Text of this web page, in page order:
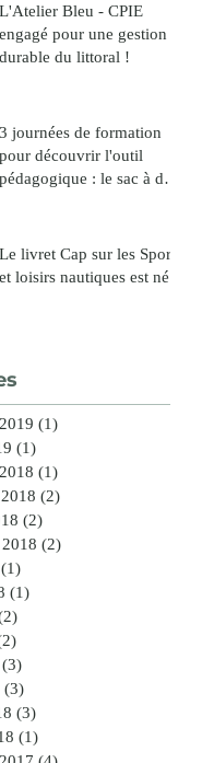
L'Atelier Bleu - CPIE
engagé pour une gestion
durable du littoral !
3 journées de formation
pour découvrir l'outil
pédagogique : le sac à dos
Le livret Cap sur les Sports
et loisirs nautiques est né !
(1)
(1)
(1)
(2)
(2)
(2)
(1)
(1)
(3)
(3)
(3)
(1)